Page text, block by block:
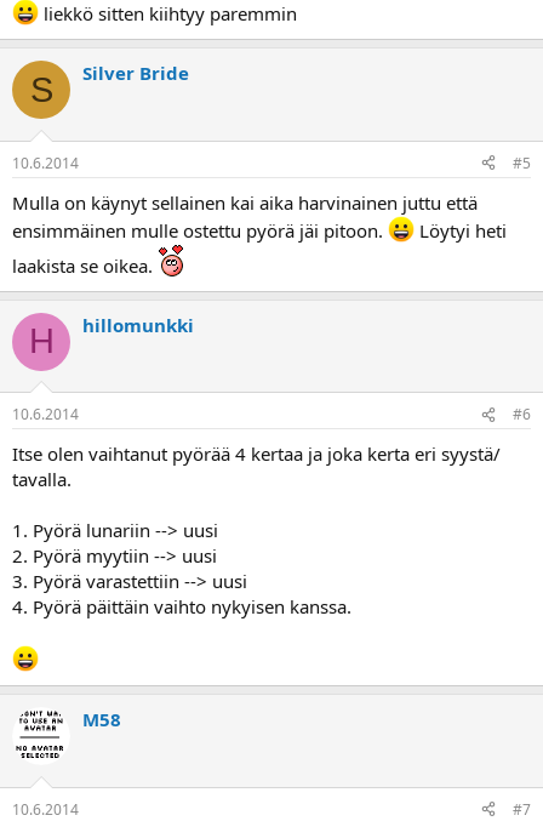
liekkö sitten kiihtyy paremmin
S Silver Bride
10.6.2014 #5
Mulla on käynyt sellainen kai aika harvinainen juttu että
ensimmäinen mulle ostettu pyörä jäi pitoon.
Löytyi heti
laakista se oikea.
H hillomunkki
10.6.2014 #6
Itse olen vaihtanut pyörää 4 kertaa ja joka kerta eri syystä/
tavalla.
1. Pyörä lunariin --> uusi
2. Pyörä myytiin --> uusi
3. Pyörä varastettiin --> uusi
4. Pyörä päittäin vaihto nykyisen kanssa.
M58
10.6.2014 #7